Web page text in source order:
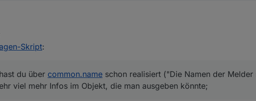
demnächst mal mein altes Skript von 2016 ersetzen.
durch instanceabfragen.createState()darf eh nur in der Instanz, in der
0_userdata-Pfad )
Juni 2020, 23:17
Skript:
du über common.name schon realisiert ("Die Namen der Melder
viel mehr Infos im Objekt, die man ausgeben könnte;